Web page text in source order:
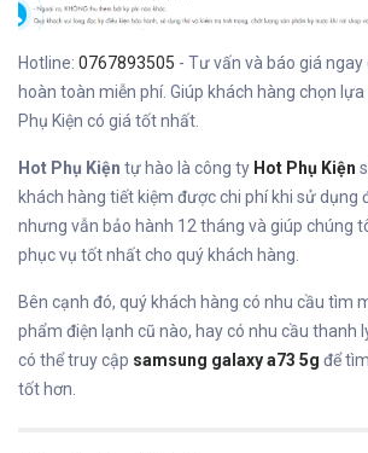
Hotline: 0767893505 - Tư vấn và báo giá
hoàn toàn miễn phí. Giúp khách hàng chọn
Phụ Kiện có giá tốt nhất.
Hot Phụ Kiện tự hào là công ty Hot Phụ Kiện
khách hàng tiết kiệm được chi phí khi sử dụng
nhưng vẫn bảo hành 12 tháng và giúp chúng
phục vụ tốt nhất cho quý khách hàng.
Bên cạnh đó, quý khách hàng có nhu cầu tìm
phẩm điện lạnh cũ nào, hay có nhu cầu thanh
có thể truy cập samsung galaxy a73 5g để
tốt hơn.